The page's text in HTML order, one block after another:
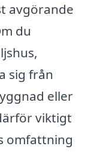
avgörande
du
sig från
eller
viktigt
omfattning